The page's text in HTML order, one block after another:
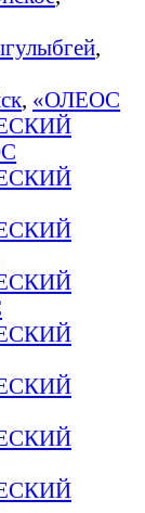
,
, «ОЛЕОС